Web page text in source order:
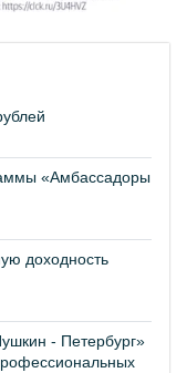
«Амбассадоры
доходность
- Петербург»